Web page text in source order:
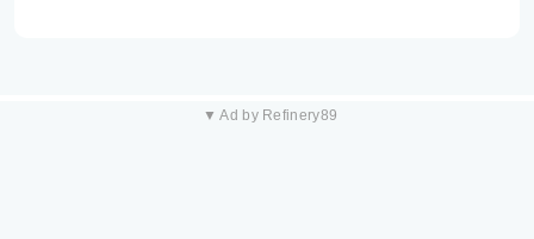
▼ Ad by Refinery89